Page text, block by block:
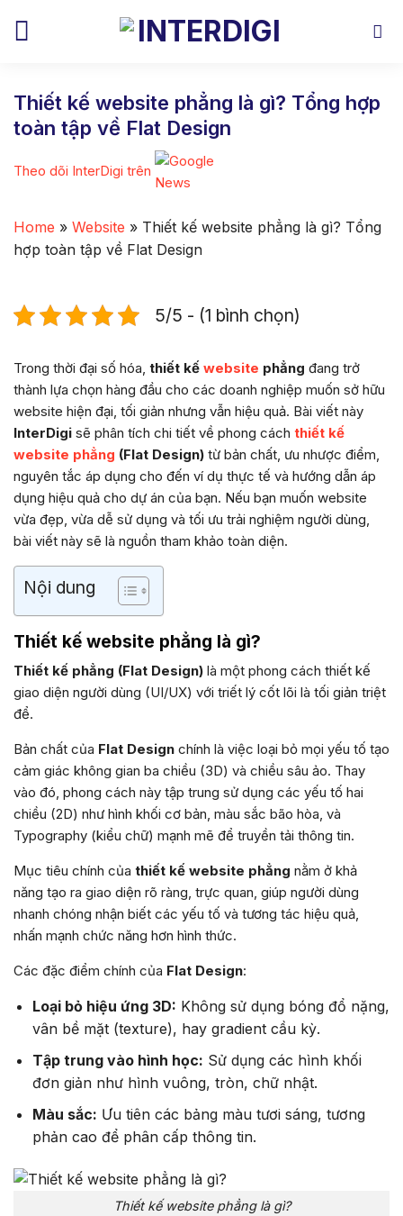
Thiết kế website phẳng là gì? Tổng hợp
toàn tập về Flat Design
Theo dõi InterDigi trên
Home » Website » Thiết kế website phẳng là gì? Tổng
hợp toàn tập về Flat Design
5/5 - (1 bình chọn)
Trong thời đại số hóa, thiết kế website phẳng đang trở
thành lựa chọn hàng đầu cho các doanh nghiệp muốn sở hữu
website hiện đại, tối giản nhưng vẫn hiệu quả. Bài viết này
InterDigi sẽ phân tích chi tiết về phong cách thiết kế
website phẳng (Flat Design) từ bản chất, ưu nhược điểm,
nguyên tắc áp dụng cho đến ví dụ thực tế và hướng dẫn áp
dụng hiệu quả cho dự án của bạn. Nếu bạn muốn website
vừa đẹp, vừa dễ sử dụng và tối ưu trải nghiệm người dùng,
bài viết này sẽ là nguồn tham khảo toàn diện.
Nội dung
Thiết kế website phẳng là gì?
Thiết kế phẳng (Flat Design) là một phong cách thiết kế
giao diện người dùng (UI/UX) với triết lý cốt lõi là tối giản triệt
để.
Bản chất của Flat Design chính là việc loại bỏ mọi yếu tố tạo
cảm giác không gian ba chiều (3D) và chiều sâu ảo. Thay
vào đó, phong cách này tập trung sử dụng các yếu tố hai
chiều (2D) như hình khối cơ bản, màu sắc bão hòa, và
Typography (kiểu chữ) mạnh mẽ để truyền tải thông tin.
Mục tiêu chính của thiết kế website phẳng nằm ở khả
năng tạo ra giao diện rõ ràng, trực quan, giúp người dùng
nhanh chóng nhận biết các yếu tố và tương tác hiệu quả,
nhấn mạnh chức năng hơn hình thức.
Các đặc điểm chính của Flat Design:
Loại bỏ hiệu ứng 3D: Không sử dụng bóng đổ nặng,
vân bề mặt (texture), hay gradient cầu kỳ.
Tập trung vào hình học: Sử dụng các hình khối
đơn giản như hình vuông, tròn, chữ nhật.
Màu sắc: Ưu tiên các bảng màu tươi sáng, tương
phản cao để phân cấp thông tin.
Thiết kế website phẳng là gì?